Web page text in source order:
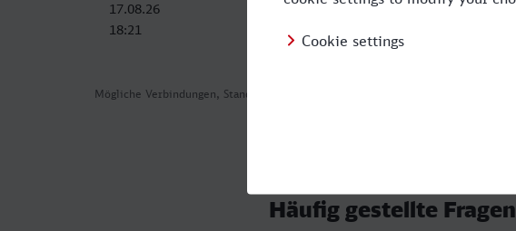
Mögliche Verbindungen, Stand: 2026-08-03 02:29
17.08.26
18:21
17.08.26
Häufig gestellte Fragen